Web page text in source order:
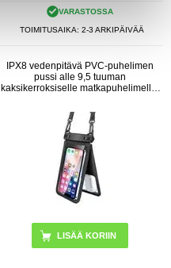
VARASTOSSA
TOIMITUSAIKA: 2-3 ARKIPÄIVÄÄ
IPX8 vedenpitävä PVC-puhelimen
pussi alle 9,5 tuuman
kaksikerroksiselle matkapuhelimelle,
musta